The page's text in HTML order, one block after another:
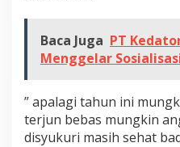
Baca Juga PT
Menggelar
” apalagi tahun ini
terjun bebas mungkin
disyukuri masih sehat